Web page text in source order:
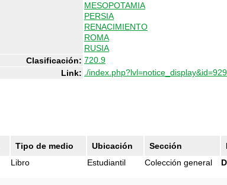
MESOPOTAMIA
PERSIA
RENACIMIENTO
ROMA
RUSIA
Clasificación: 720.9
Link: ./
Tipo de medio Ubicación Sección
Libro Estudiantil Colección general